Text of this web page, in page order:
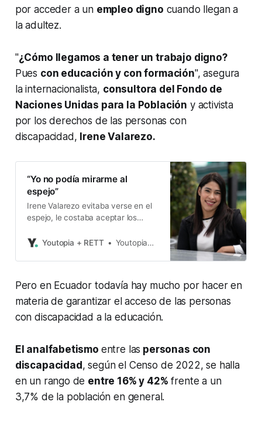
por acceder a un empleo digno cuando llegan a
la adultez.
"¿Cómo llegamos a tener un trabajo digno?
Pues con educación y con formación", asegura
la internacionalista, consultora del Fondo de
Naciones Unidas para la Población y activista
por los derechos de las personas con
discapacidad, Irene Valarezo.
“Yo no podía mirarme al
espejo”
Irene Valarezo evitaba verse en el
espejo, le costaba aceptar los
cuerpo.Youtopia + RETT Youtopia+Rett
Pero en Ecuador todavía hay mucho por hacer en
materia de garantizar el acceso de las personas
con discapacidad a la educación.
El analfabetismo entre las personas con
discapacidad, según el Censo de 2022, se halla
en un rango de entre 16% y 42% frente a un
3,7% de la población en general.